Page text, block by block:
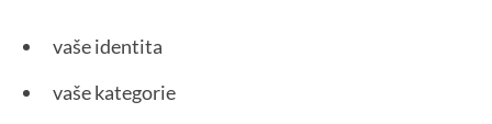
vaše identita
vaše kategorie